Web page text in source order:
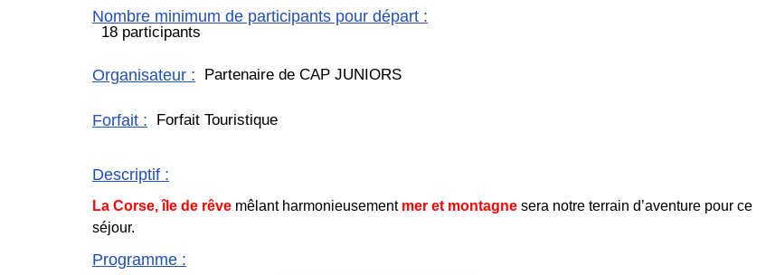
Nombre minimum de participants pour départ :
18 participants
Organisateur : Partenaire de CAP JUNIORS
Forfait : Forfait Touristique
Descriptif :
La Corse, île de rêve mêlant harmonieusement mer et montagne sera notre terrain d’aventure pour ce
séjour.
Programme :